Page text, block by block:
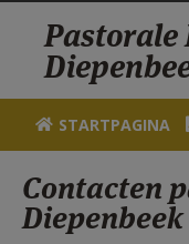
KERK
ZOEKEN
Pastorale
STARTPAGINA
Contacten
Diepenbeek